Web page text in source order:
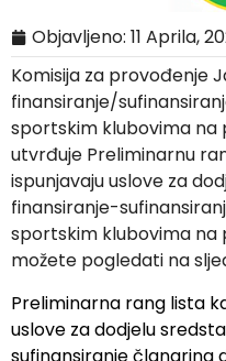
Objavljeno: 11 Aprila,
Komisija za provođenje
finansiranje/
sportskim klubovima na
utvrđuje Preliminarnu
ispunjavaju uslove za
finansiranje-
sportskim klubovima na
možete pogledati na
Preliminarna rang lista
uslove za dodjelu
sufinansiranje članarina